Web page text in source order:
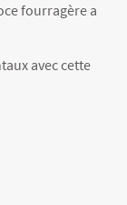
fourragère a
avec cette